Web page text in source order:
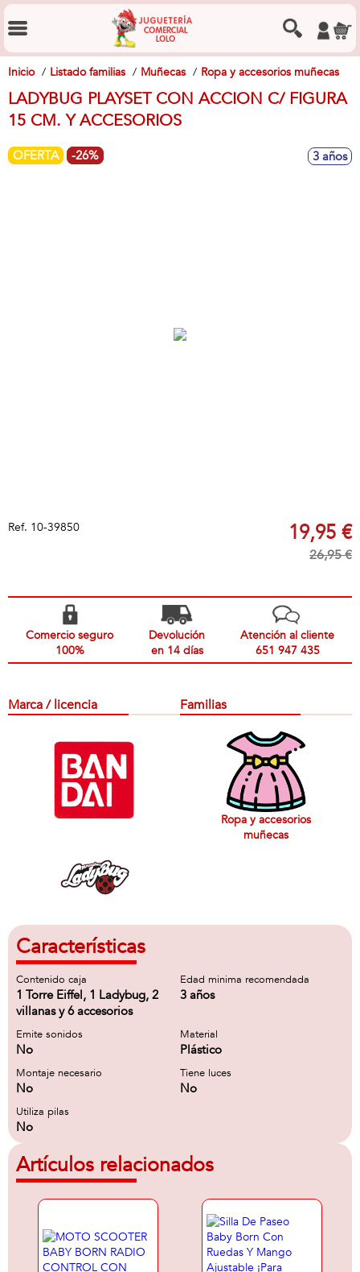
Inicio Listado familias Muñecas Ropa y accesorios muñecas
LADYBUG PLAYSET CON ACCION C/ FIGURA
15 CM. Y ACCESORIOS
OFERTA -26% 3 años
Ref. 10-39850 19,95 €
26,95 €
Comercio seguro
100%
Devolución
en 14 días
Atención al cliente
651 947 435
Marca / licencia Familias
Ropa y accesorios
muñecas
Características
Contenido caja
1 Torre Eiffel, 1 Ladybug, 2
villanas y 6 accesorios
Edad minima recomendada
3 años
Emite sonidos
No
Material
Plástico
Montaje necesario
No
Tiene luces
No
Utiliza pilas
No
Artículos relacionados